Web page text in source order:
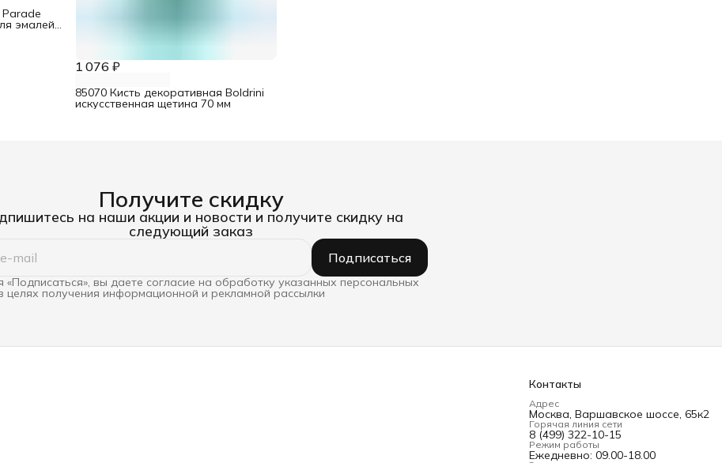
Parade
эмалей
1 076 ₽
85070 Кисть декоративная Boldrini
искусственная щетина 70 мм
Получите скидку
на наши акции и новости и получите скидку на
следующий заказ
Подписаться
вы даете согласие на обработку указанных персональных
целях получения информационной и рекламной рассылки
Контакты
Адрес
Москва, Варшавское шоссе, 65к2
Горячая линия сети
8 (499) 322-10-15
Режим работы
Ежедневно: 09.00-18.00